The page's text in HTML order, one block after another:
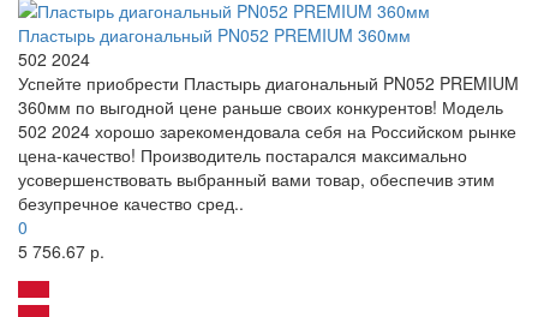
Пластырь диагональный PN052 PREMIUM 360мм
502 2024
Успейте приобрести Пластырь диагональный PN052 PREMIUM
360мм по выгодной цене раньше своих конкурентов! Модель
502 2024 хорошо зарекомендовала себя на Российском рынке
цена-качество! Производитель постарался максимально
усовершенствовать выбранный вами товар, обеспечив этим
безупречное качество сред..
0
5 756.67 р.